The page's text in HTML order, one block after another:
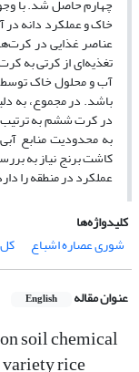
خاک و عملکرد دانه در
عناصر غذایی در کرت‌ها
تغذیه‌ای از کرتی به
در کرت ششم به ترتیب
به محدودیت منابع
کاشت برنج نیاز به
عملکرد در منطقه را
کلیدواژه‌ها
شوری عصاره اشباع
عنوان مقاله English
soil chemical
rice